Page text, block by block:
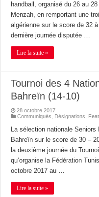
handball, organisé du 26 au
Menzah, en remportant une
algérienne sur le score de 32
dernière journée disputée …
Lire la suite »
Tournoi des 4
Bahreïn (14-10)
28 octobre 2017
Communiqués
Désignations
La sélection nationale
Bahreïn sur le score de 30 –
la deuxième journée du
qu’organise la Fédération
octobre 2017 au …
Lire la suite »